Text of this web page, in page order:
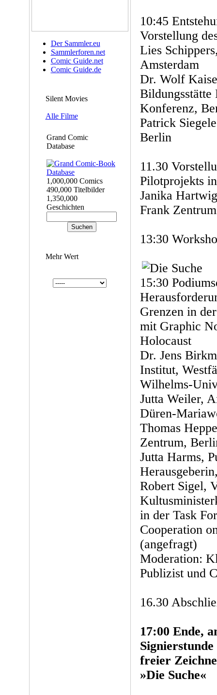
Der Sammler.eu
Sammlerforen.net
Comic Guide.net
Comic Guide.de
Silent Movies
Alle Filme
Grand Comic
Database
1,000,000 Comics
490,000 Titelbilder
1,350,000
Geschichten
Mehr Wert
10:45
Vorstellung
Lies
Amsterdam
Dr. Wolf
Bildungsstätte
Konferenz,
Patrick
Berlin
11.30
Pilotprojekts
Janika
Frank
13:30
15:30
Grenzen in
mit Graphic
Holocaust
Dr. Jens
Institut,
Wilhelms-
Jutta Weiler,
Düren-
Thomas
Zentrum,
Jutta Harms,
Robert Sigel,
in der Task
Cooperation
(angefragt)
Moderation:
Publizist und
16.30
17:00 Ende,
freier
»Die Suche«